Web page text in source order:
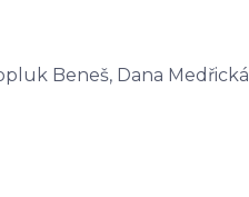
Beneš, Dana Medřická